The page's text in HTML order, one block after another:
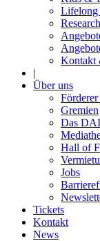
Lifelong
Kontakt
|
Über uns
Gremien
Das
Hall of
Jobs
Tickets
Kontakt
News